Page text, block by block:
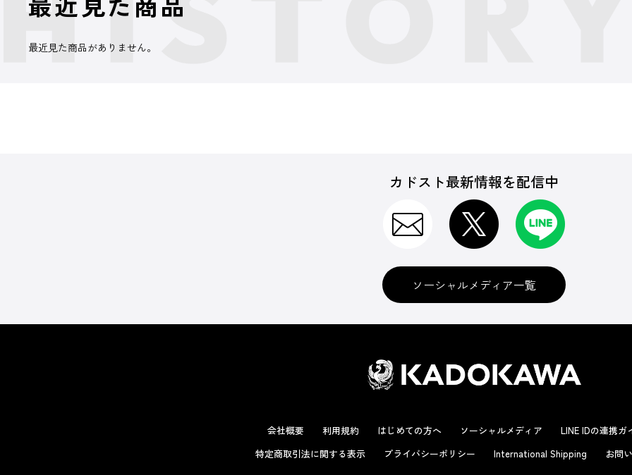
最近見た商品がありません。
カドスト最新情報を配信中
ソーシャルメディア一覧
会社概要 利用規約 はじめての方へ ソーシャルメディア
LINE IDの連携ガ
特定商取引法に関する表示
プライバシーポリシー International Shipping お問